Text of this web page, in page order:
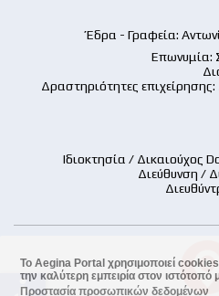
Το Aegina Portal χρησιμοποιεί cookies
την καλύτερη εμπειρία στον ιστότοπό
Προστασία προσωπικών δεδομένων
Έδρα - Γραφεία:
Επωνυμία:
Δραστηριότητες
Ιδιοκτησία / Δικαιούχος
Διεύθυνση /